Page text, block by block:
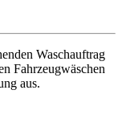
Waschauftrag
Fahrzeugwäschen
aus.